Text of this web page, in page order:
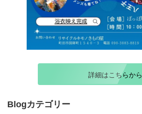
詳細はこちらから
Blogカテゴリー